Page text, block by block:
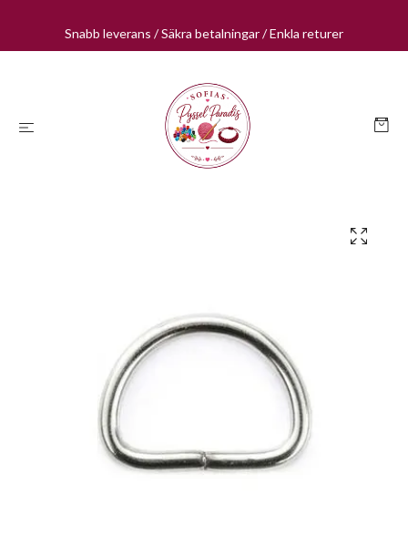
Snabb leverans / Säkra betalningar / Enkla returer